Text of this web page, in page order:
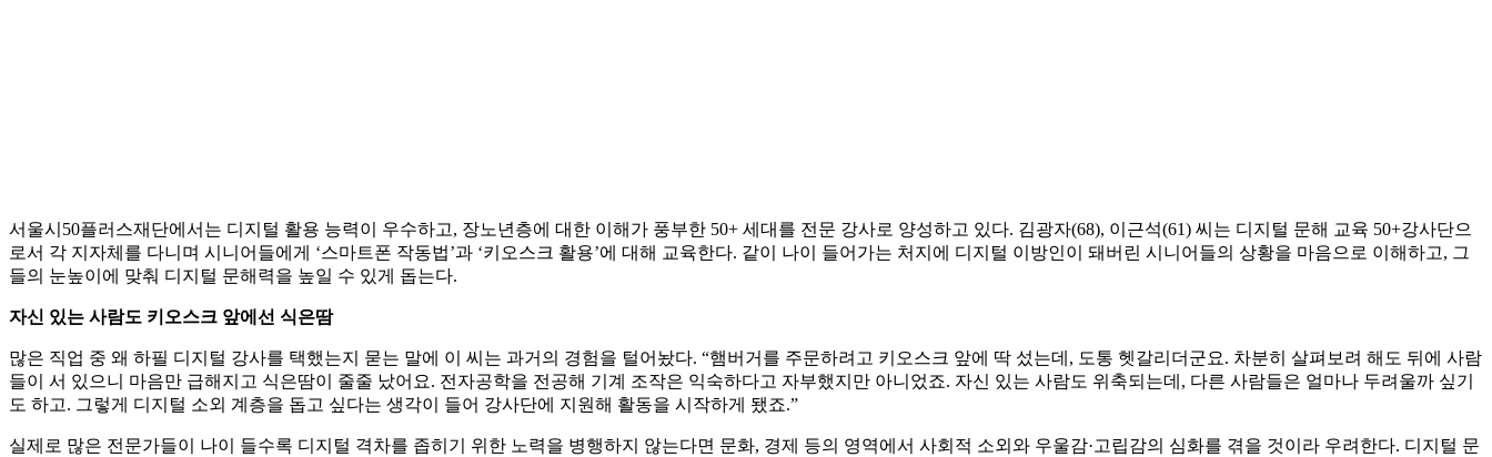
서울시50플러스재단에서는 디지털 활용 능력이 우수하고, 장노년층에 대한 이해가 풍부한 50+ 세대를 전문 강사로 양성하고 있다. 김광자(68), 이근석(61) 씨는 디지털 문해 교육 50+강사단으
로서 각 지자체를 다니며 시니어들에게 ‘스마트폰 작동법’과 ‘키오스크 활용’에 대해 교육한다. 같이 나이 들어가는 처지에 디지털 이방인이 돼버린 시니어들의 상황을 마음으로 이해하고, 그
들의 눈높이에 맞춰 디지털 문해력을 높일 수 있게 돕는다.
자신 있는 사람도 키오스크 앞에선 식은땀
많은 직업 중 왜 하필 디지털 강사를 택했는지 묻는 말에 이 씨는 과거의 경험을 털어놨다. “햄버거를 주문하려고 키오스크 앞에 딱 섰는데, 도통 헷갈리더군요. 차분히 살펴보려 해도 뒤에 사람
들이 서 있으니 마음만 급해지고 식은땀이 줄줄 났어요. 전자공학을 전공해 기계 조작은 익숙하다고 자부했지만 아니었죠. 자신 있는 사람도 위축되는데, 다른 사람들은 얼마나 두려울까 싶기
도 하고. 그렇게 디지털 소외 계층을 돕고 싶다는 생각이 들어 강사단에 지원해 활동을 시작하게 됐죠.”
실제로 많은 전문가들이 나이 들수록 디지털 격차를 좁히기 위한 노력을 병행하지 않는다면 문화, 경제 등의 영역에서 사회적 소외와 우울감·고립감의 심화를 겪을 것이라 우려한다. 디지털 문